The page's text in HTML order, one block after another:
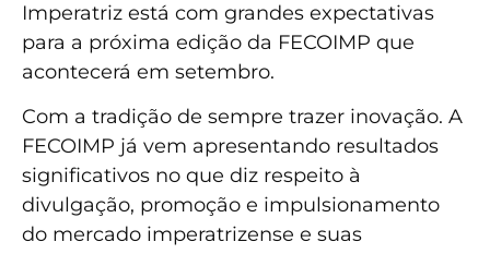
Imperatriz está com grandes expectativas
para a próxima edição da FECOIMP que
acontecerá em setembro.
Com a tradição de sempre trazer inovação. A
FECOIMP já vem apresentando resultados
significativos no que diz respeito à
divulgação, promoção e impulsionamento
do mercado imperatrizense e suas